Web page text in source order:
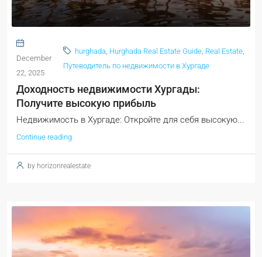
December
22, 2025
hurghada Hurghada Real Estate Guide Real Estate
Путеводитель по недвижимости в Хургаде
Доходность недвижимости Хургады:
Получите высокую прибыль
Недвижимость в Хургаде: Откройте для себя высокую...
Continue reading
by horizonrealestate